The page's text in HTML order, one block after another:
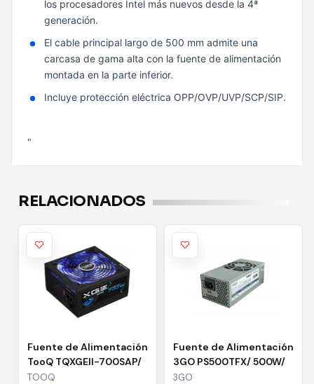
los procesadores Intel más nuevos desde la 4ª
generación.
El cable principal largo de 500 mm admite una
carcasa de gama alta con la fuente de alimentación
montada en la parte inferior.
Incluye protección eléctrica OPP/OVP/UVP/SCP/SIP.
"
RELACIONADOS
Fuente de Alimentación
TooQ TQXGEII-700SAP/
700W/ Ventilador 14cm/
TOOQ
Fuente de Alimentación
3GO PS500TFX/ 500W/
Ventilador 8cm
3GO